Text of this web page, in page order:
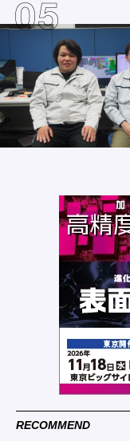
RECOMMEND